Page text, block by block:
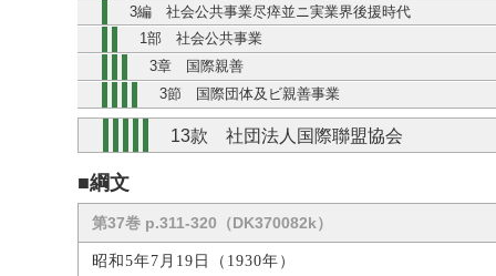
3編 社会公共事業尽瘁並ニ実業界後援時代
1部 社会公共事業
3章 国際親善
3節 国際団体及ビ親善事業
13款 社団法人国際聯盟協会
■綱文
第37巻 p.311-320（DK370082k）
昭和5年7月19日（1930年）